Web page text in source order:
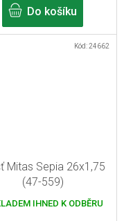
Do košíku
Mitas Sepia 26x1,75
(47-559)
IHNED K ODBĚRU
Kód:24662